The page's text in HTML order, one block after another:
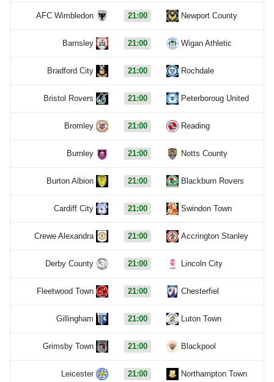
AFC Wimbledon 21:00 Newport County
Barnsley 21:00 Wigan Athletic
Bradford City 21:00 Rochdale
Bristol Rovers 21:00 Peterboroug United
Bromley 21:00 Reading
Burnley 21:00 Notts County
Burton Albion 21:00 Blackburn Rovers
Cardiff City 21:00 Swindon Town
Crewe Alexandra 21:00 Accrington Stanley
Derby County 21:00 Lincoln City
Fleetwood Town 21:00 Chesterfiel
Gillingham 21:00 Luton Town
Grimsby Town 21:00 Blackpool
Leicester 21:00 Northampton Town